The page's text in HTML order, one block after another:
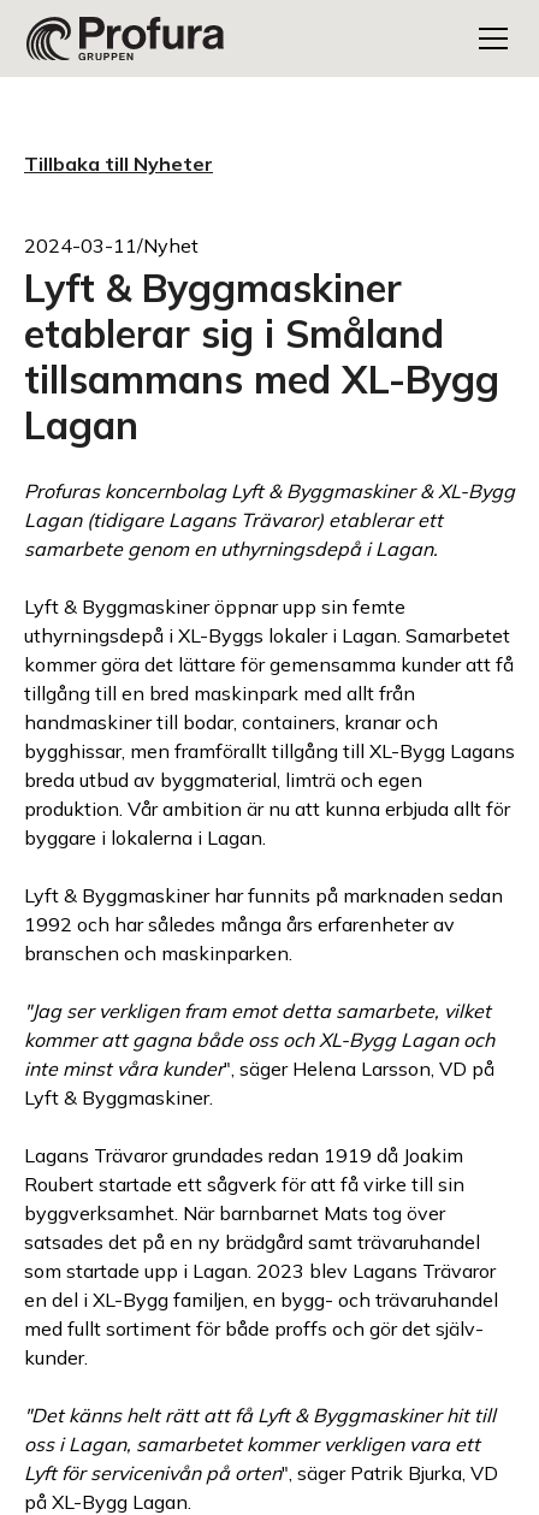
Tillbaka till Nyheter
2024-03-11/Nyhet
Lyft & Byggmaskiner
etablerar sig i Småland
tillsammans med XL-Bygg
Lagan
Profuras koncernbolag Lyft & Byggmaskiner & XL-Bygg
Lagan (tidigare Lagans Trävaror) etablerar ett
samarbete genom en uthyrningsdepå i Lagan.
Lyft & Byggmaskiner öppnar upp sin femte
uthyrningsdepå i XL-Byggs lokaler i Lagan. Samarbetet
kommer göra det lättare för gemensamma kunder att få
tillgång till en bred maskinpark med allt från
handmaskiner till bodar, containers, kranar och
bygghissar, men framförallt tillgång till XL-Bygg Lagans
breda utbud av byggmaterial, limträ och egen
produktion. Vår ambition är nu att kunna erbjuda allt för
byggare i lokalerna i Lagan.
Lyft & Byggmaskiner har funnits på marknaden sedan
1992 och har således många års erfarenheter av
branschen och maskinparken.
"Jag ser verkligen fram emot detta samarbete, vilket
kommer att gagna både oss och XL-Bygg Lagan och
inte minst våra kunder", säger Helena Larsson, VD på
Lyft & Byggmaskiner.
Lagans Trävaror grundades redan 1919 då Joakim
Roubert startade ett sågverk för att få virke till sin
byggverksamhet. När barnbarnet Mats tog över
satsades det på en ny brädgård samt trävaruhandel
som startade upp i Lagan. 2023 blev Lagans Trävaror
en del i XL-Bygg familjen, en bygg- och trävaruhandel
med fullt sortiment för både proffs och gör det själv-
kunder.
"Det känns helt rätt att få Lyft & Byggmaskiner hit till
oss i Lagan, samarbetet kommer verkligen vara ett
Lyft för servicenivån på orten", säger Patrik Bjurka, VD
på XL-Bygg Lagan.